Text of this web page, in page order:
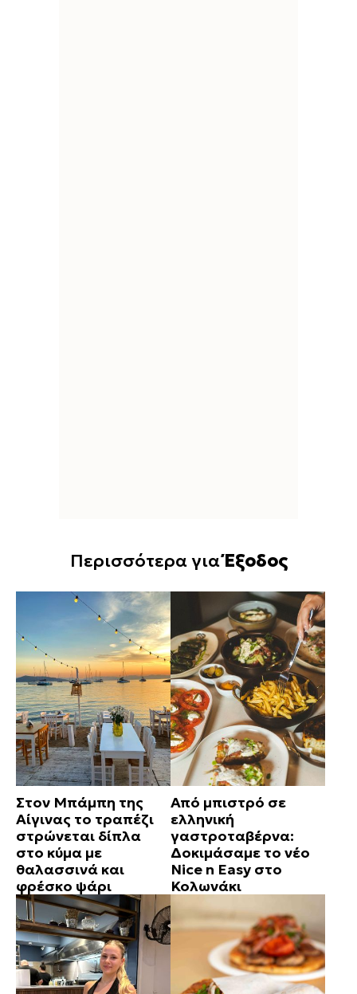
Περισσότερα γιαΈξοδος
Στον Μπάμπη της
Αίγινας το τραπέζι
στρώνεται δίπλα
στο κύμα με
θαλασσινά και
φρέσκο ψάρι
Από μπιστρό σε
ελληνική
γαστροταβέρνα:
Δοκιμάσαμε το νέο
Nice n Easy στο
Κολωνάκι